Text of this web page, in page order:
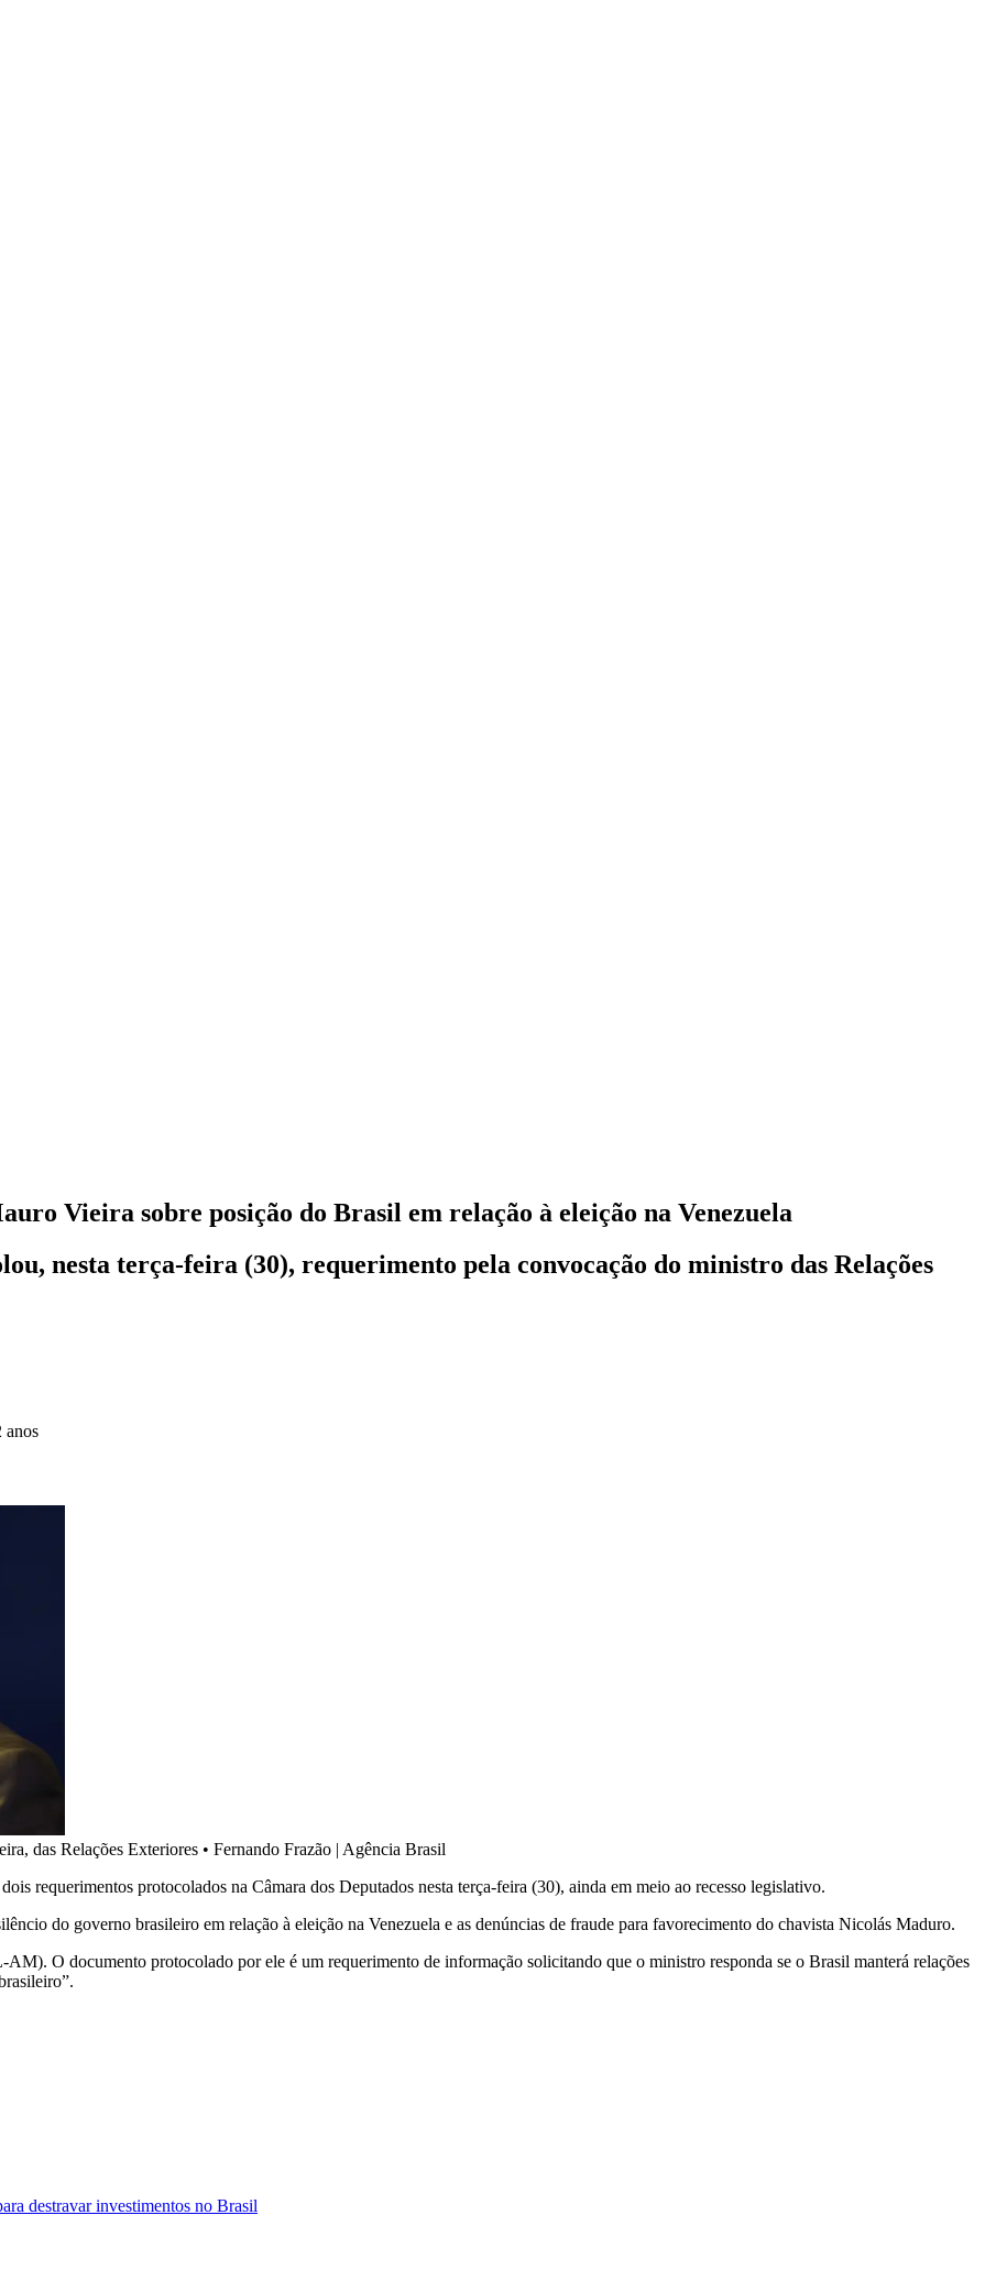
Vieira sobre posição do Brasil em relação à eleição na Venezuela
nesta terça-feira (30), requerimento pela convocação do ministro das Relações
anos
das Relações Exteriores • Fernando Frazão | Agência Brasil
requerimentos protocolados na Câmara dos Deputados nesta terça-feira (30), ainda em meio ao recesso legislativo.
do governo brasileiro em relação à eleição na Venezuela e as denúncias de fraude para favorecimento do chavista Nicolás Maduro.
O documento protocolado por ele é um requerimento de informação solicitando que o ministro responda se o Brasil manterá relações
destravar investimentos no Brasil